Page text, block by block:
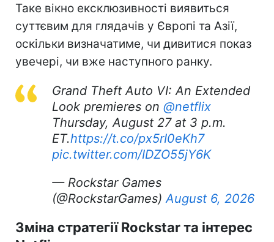
Таке вікно ексклюзивності виявиться
суттєвим для глядачів у Європі та Азії,
оскільки визначатиме, чи дивитися показ
увечері, чи вже наступного ранку.
Grand Theft Auto VI: An Extended
Look premieres on @netflix
Thursday, August 27 at 3 p.m.
ET.https://t.co/px5rI0eKh7
pic.twitter.com/IDZO55jY6K
— Rockstar Games
(@RockstarGames) August 6, 2026
Зміна стратегії Rockstar та інтерес